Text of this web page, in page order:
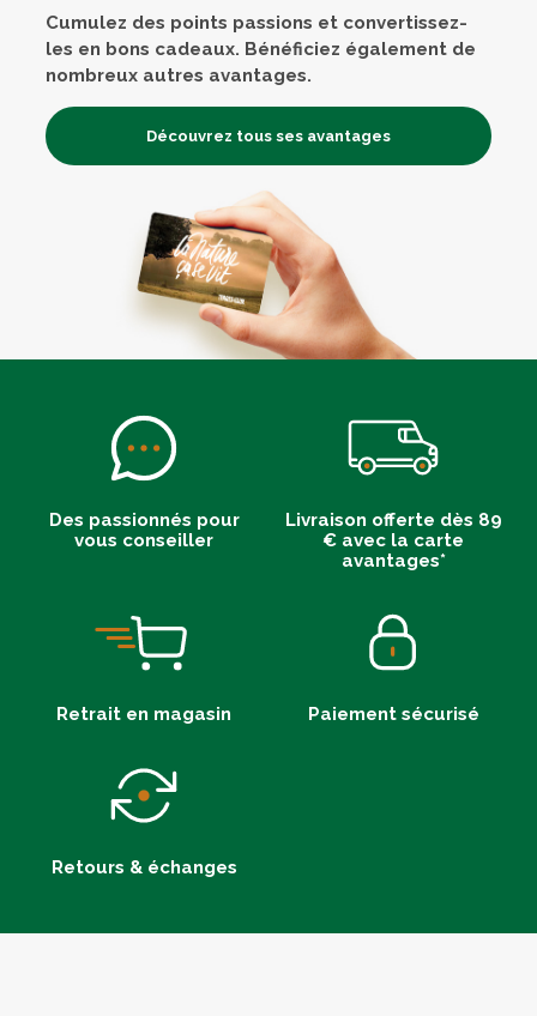
Cumulez des points passions et convertissez-
les en bons cadeaux. Bénéficiez également de
nombreux autres avantages.
Découvrez tous ses avantages
Des passionnés pour
vous conseiller
Livraison offerte dès 89
€ avec la carte
avantages*
Retrait en magasin Paiement sécurisé
Retours & échanges